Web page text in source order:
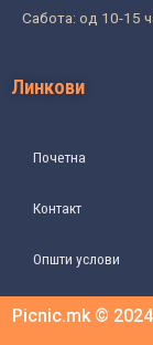
Сабота: од 10-15
Линкови
Почетна
Контакт
Општи услови
Picnic.mk ©